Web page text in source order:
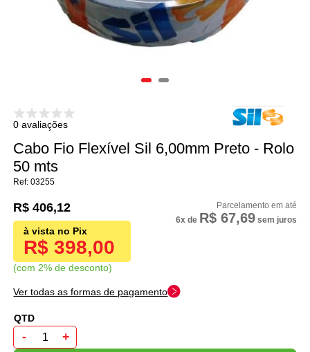
0 avaliações
Cabo Fio Flexível Sil 6,00mm Preto - Rolo
50 mts
03255
R$ 398,00
com 2% de desconto
R$ 406,12
6x de R$ 67,69sem juros
Ver todas as formas de pagamento
- +